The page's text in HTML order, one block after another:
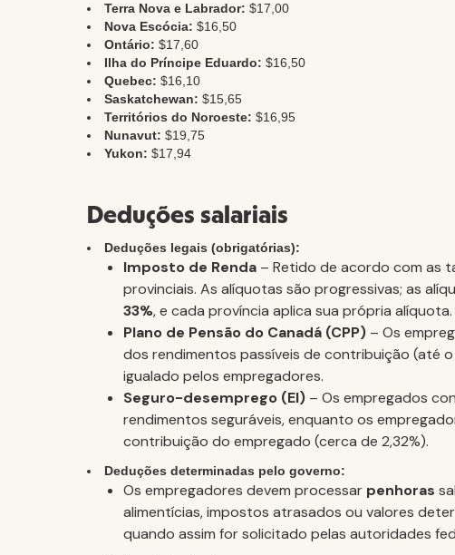
Terra Nova e Labrador: $17,00
Nova Escócia: $16,50
Ontário: $17,60
Ilha do Príncipe Eduardo: $16,50
Quebec: $16,10
Saskatchewan: $15,65
Territórios do Noroeste: $16,95
Nunavut: $19,75
Yukon: $17,94
Deduções salariais
Deduções legais (obrigatórias):
Imposto de Renda – Retido de acordo com as
provinciais. As alíquotas são progressivas; as
33%, e cada província aplica sua própria alíquota.
Plano de Pensão do Canadá (CPP) – Os
dos rendimentos passíveis de contribuição (até o
igualado pelos empregadores.
Seguro-desemprego (EI) – Os empregados
rendimentos seguráveis, enquanto os
contribuição do empregado (cerca de 2,32%).
Deduções determinadas pelo governo:
Os empregadores devem processar penhoras
alimentícias, impostos atrasados ou valores
quando assim for solicitado pelas autoridades